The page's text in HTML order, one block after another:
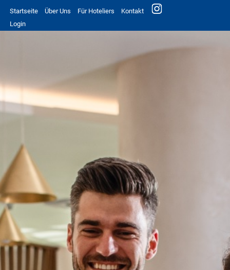
Startseite Über Uns Für Hoteliers
Kontakt
Login